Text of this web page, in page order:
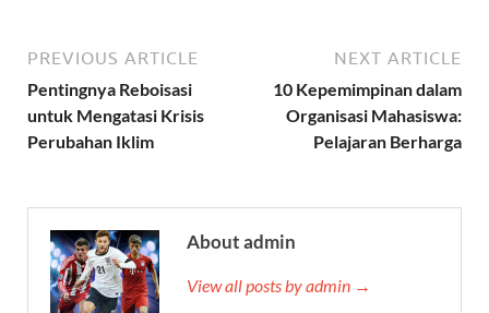
PREVIOUS ARTICLE
Pentingnya Reboisasi
untuk Mengatasi Krisis
Perubahan Iklim
NEXT ARTICLE
10 Kepemimpinan dalam
Organisasi Mahasiswa:
Pelajaran Berharga
About admin
View all posts by admin →